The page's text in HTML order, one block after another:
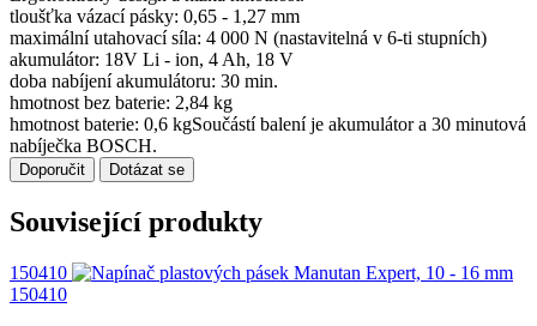
tloušťka vázací pásky: 0,65 - 1,27 mm
maximální utahovací síla: 4 000 N (nastavitelná v 6-ti stupních)
akumulátor: 18V Li - ion, 4 Ah, 18 V
doba nabíjení akumulátoru: 30 min.
hmotnost bez baterie: 2,84 kg
hmotnost baterie: 0,6 kgSoučástí balení je akumulátor a 30 minutová
nabíječka BOSCH.
Doporučit Dotázat se
Související produkty
150410
150410